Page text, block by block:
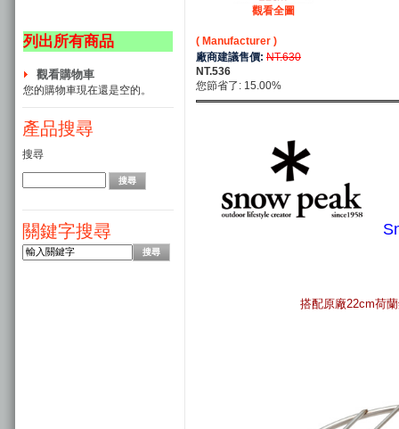
列出所有商品
觀看購物車
您的購物車現在還是空的。
產品搜尋
搜尋
關鍵字搜尋
觀看全圖
( Manufacturer )
廠商建議售價: NT.630
NT.536
您節省了: 15.00%
搭配原廠22cm荷